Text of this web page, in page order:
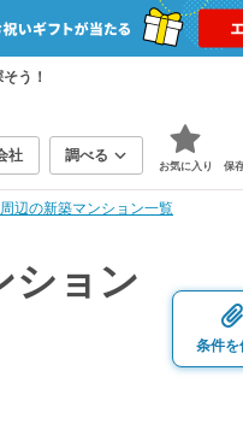
う！
社 調べる
お気に入り 保
辺の新築マンション一覧
ション
条件を